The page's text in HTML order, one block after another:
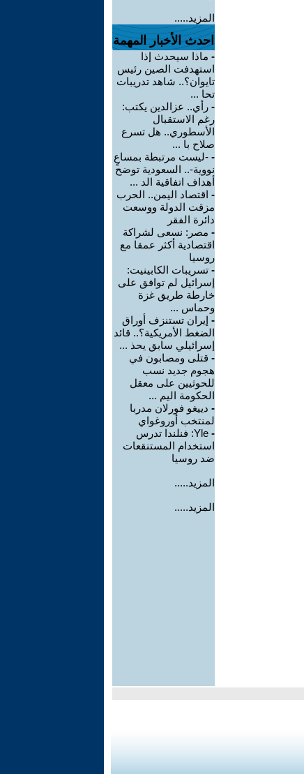
المزيد.....
احدث الأخبار المهمة
- ماذا سيحدث إذا
استهدفت الصين رئيس
تايوان؟.. شاهد تدريبات
تحا ...
- رأي.. عزالدين يكتب:
رغم الاستقبال
الأسطوري.. هل تسرع
صلاح با ...
- -ليست مرتبطة بمساعٍ
نووية-.. السعودية توضح
أهداف اتفاقية الد ...
- اقتصاد اليمن.. الحرب
مزقت الدولة ووسعت
دائرة الفقر
- مصر: نسعى لشراكة
اقتصادية أكثر عمقا مع
روسيا
- تسريبات الكابينيت:
إسرائيل لم توافق على
خارطة طريق غزة
وحماس ...
- إيران تستنزف أوراق
الضغط الأمريكية؟.. قائد
إسرائيلي سابق يحذ ...
- قتلى ومصابون في
هجوم جديد نسب
للحوثيين على معقل
الحكومة اليم ...
- دييغو فورلان مدربا
لمنتخب أوروغواي
-
Yle: فنلندا تدرس
استخدام المستنقعات
ضد روسيا
المزيد.....
المزيد.....